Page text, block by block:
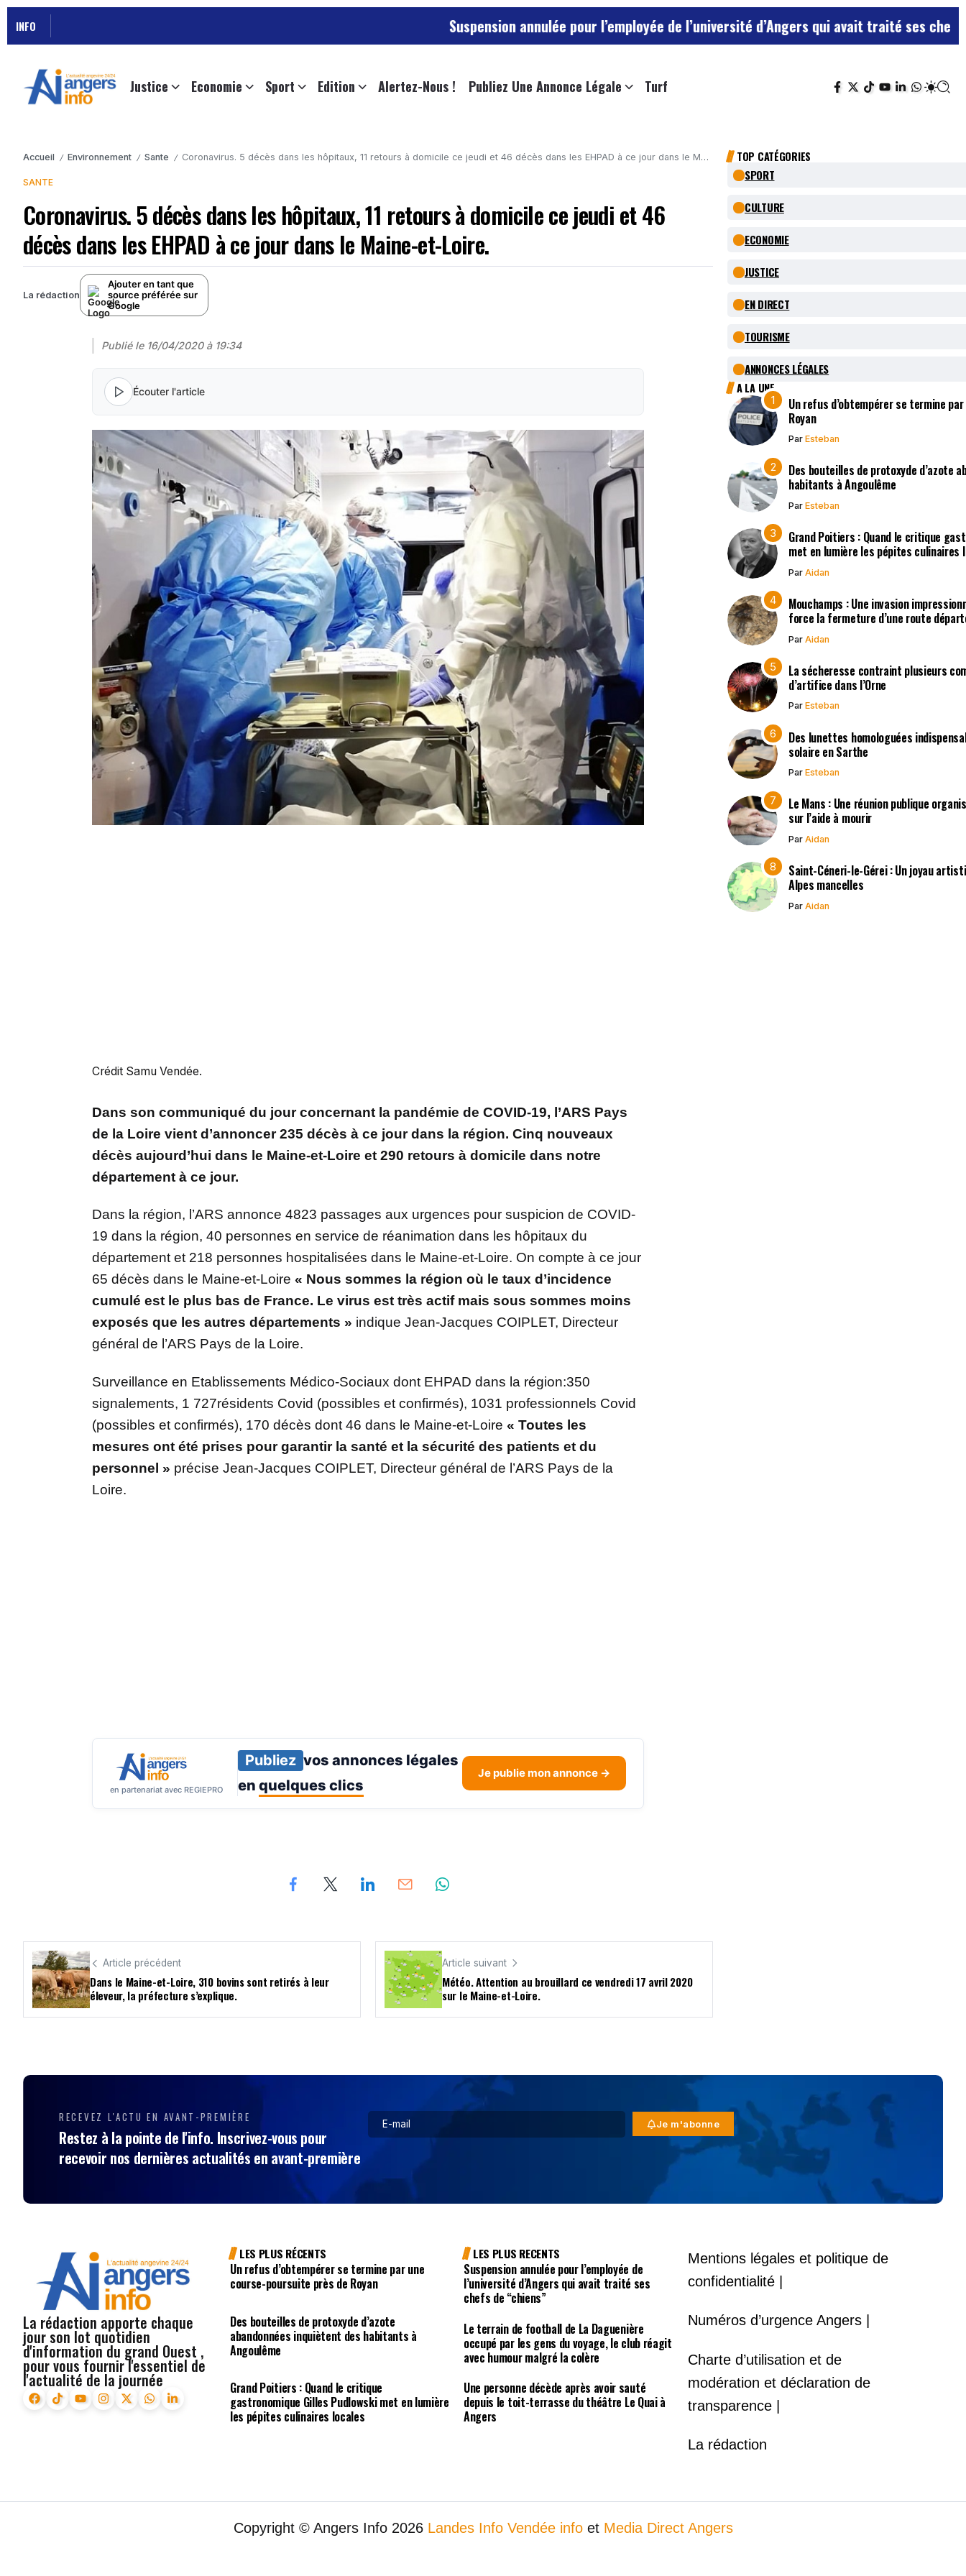
INFO Suspension annulée pour l’employée de l’université d’Angers qui avait traité ses chefs de “chiens”
Justice Economie Sport Edition Alertez-Nous ! Publiez Une Annonce Légale Turf
Accueil / Environnement / Sante / Coronavirus. 5 décès dans les hôpitaux, 11 retours à domicile ce jeudi et 46 décès dans les EHPAD à ce jour dans le Maine-et-Loire.
SANTE
Coronavirus. 5 décès dans les hôpitaux, 11 retours à domicile ce jeudi et 46
décès dans les EHPAD à ce jour dans le Maine-et-Loire.
La rédaction
Ajouter en tant que
source préférée sur
Google
Publié le 16/04/2020 à 19:34
Écouter l'article
Crédit Samu Vendée.
Dans son communiqué du jour concernant la pandémie de COVID-19, l’ARS Pays
de la Loire vient d’annoncer 235 décès à ce jour dans la région. Cinq nouveaux
décès aujourd’hui dans le Maine-et-Loire et 290 retours à domicile dans notre
département à ce jour.
Dans la région, l’ARS annonce 4823 passages aux urgences pour suspicion de COVID-
19 dans la région, 40 personnes en service de réanimation dans les hôpitaux du
département et 218 personnes hospitalisées dans le Maine-et-Loire. On compte à ce jour
65 décès dans le Maine-et-Loire « Nous sommes la région où le taux d’incidence
cumulé est le plus bas de France. Le virus est très actif mais sous sommes moins
exposés que les autres départements » indique Jean-Jacques COIPLET, Directeur
général de l’ARS Pays de la Loire.
Surveillance en Etablissements Médico-Sociaux dont EHPAD dans la région:350
signalements, 1 727résidents Covid (possibles et confirmés), 1031 professionnels Covid
(possibles et confirmés), 170 décès dont 46 dans le Maine-et-Loire « Toutes les
mesures ont été prises pour garantir la santé et la sécurité des patients et du
personnel » précise Jean-Jacques COIPLET, Directeur général de l’ARS Pays de la
Loire.
en partenariat avec REGIEPRO
Publiez vos annonces légales
en quelques clics
Je publie mon annonce →
Article précédent
Dans le Maine-et-Loire, 310 bovins sont retirés à leur
éleveur, la préfecture s’explique.
Article suivant
Météo. Attention au brouillard ce vendredi 17 avril 2020
sur le Maine-et-Loire.
TOP CATÉGORIES
SPORT
CULTURE
ECONOMIE
JUSTICE
EN DIRECT
TOURISME
ANNONCES LÉGALES
A LA UNE
Un refus d’obtempérer se termine
Royan
Par Esteban
Des bouteilles de protoxyde d’azote
habitants à Angoulême
Par Esteban
Grand Poitiers : Quand le critique
met en lumière les pépites culinaires
Par Aidan
Mouchamps : Une invasion
force la fermeture d’une route
Par Aidan
La sécheresse contraint plusieurs
d’artifice dans l’Orne
Par Esteban
Des lunettes homologuées
solaire en Sarthe
Par Esteban
Le Mans : Une réunion publique
sur l’aide à mourir
Par Aidan
Saint-Céneri-le-Gérei : Un joyau
Alpes mancelles
Par Aidan
RECEVEZ L'ACTU EN AVANT-PREMIÈRE
Restez à la pointe de l'info. Inscrivez-vous pour
recevoir nos dernières actualités en avant-première
Je m'abonne
La rédaction apporte chaque
jour son lot quotidien
d'information du grand Ouest ,
pour vous fournir l'essentiel de
l'actualité de la journée
LES PLUS RÉCENTS
Un refus d’obtempérer se termine par une
course-poursuite près de Royan
Des bouteilles de protoxyde d’azote
abandonnées inquiètent des habitants à
Angoulême
Grand Poitiers : Quand le critique
gastronomique Gilles Pudlowski met en lumière
les pépites culinaires locales
LES PLUS RECENTS
Suspension annulée pour l’employée de
l’université d’Angers qui avait traité ses
chefs de “chiens”
Le terrain de football de La Daguenière
occupé par les gens du voyage, le club réagit
avec humour malgré la colère
Une personne décède après avoir sauté
depuis le toit-terrasse du théâtre Le Quai à
Angers
Mentions légales et politique de
confidentialité |
Numéros d’urgence Angers |
Charte d’utilisation et de
modération et déclaration de
transparence |
La rédaction
Copyright © Angers Info 2026 Landes Info Vendée infoet Media Direct Angers